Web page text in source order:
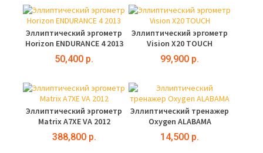
Эллиптический эргометр
Horizon ENDURANCE 4 2013
50,400 р.
Эллиптический эргометр
Vision X20 TOUCH
99,900 р.
Эллиптический эргометр
Matrix A7XE VA 2012
388,800 р.
Эллиптический тренажер
Oxygen ALABAMA
14,500 р.